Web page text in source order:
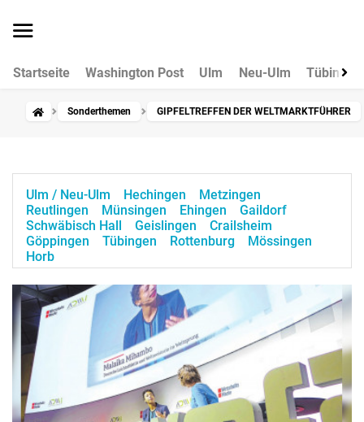
Startseite Washington Post Ulm Neu-Ulm Tübingen
Sonderthemen GIPFELTREFFEN DER WELTMARKTFÜHRER
Ulm / Neu-Ulm Hechingen
Metzingen
Reutlingen
Münsingen Ehingen
Gaildorf
Schwäbisch Hall
Geislingen
Crailsheim
Göppingen
Tübingen Rottenburg
Mössingen
Horb